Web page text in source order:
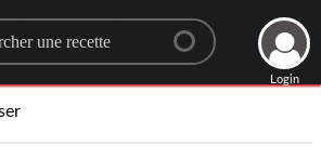
for a recipe
Login